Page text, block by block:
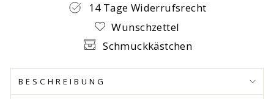
14 Tage Widerrufsrecht
Wunschzettel
Schmuckkästchen
BESCHREIBUNG